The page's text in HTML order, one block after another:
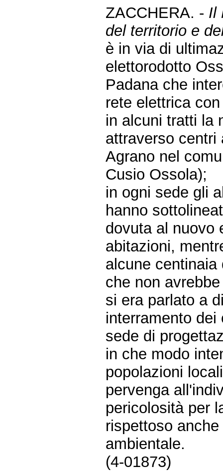
ZACCHERA. - Il
del territorio e
è in via di
elettorodotto
Padana che
rete elettrica
in alcuni tratti la
attraverso centri
Agrano nel
Cusio Ossola);
in ogni sede gli
hanno
dovuta al nuovo
abitazioni,
alcune
che non
si era parlato a
interramento
sede di
in che modo
popolazioni
pervenga
pericolosità per
rispettoso
ambientale.
(4-01873)